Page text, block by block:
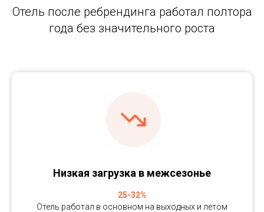
Отель после ребрендинга работал полтора
года без значительного роста
Низкая загрузка в межсезонье
25-32%
Отель работал в основном на выходных и летом